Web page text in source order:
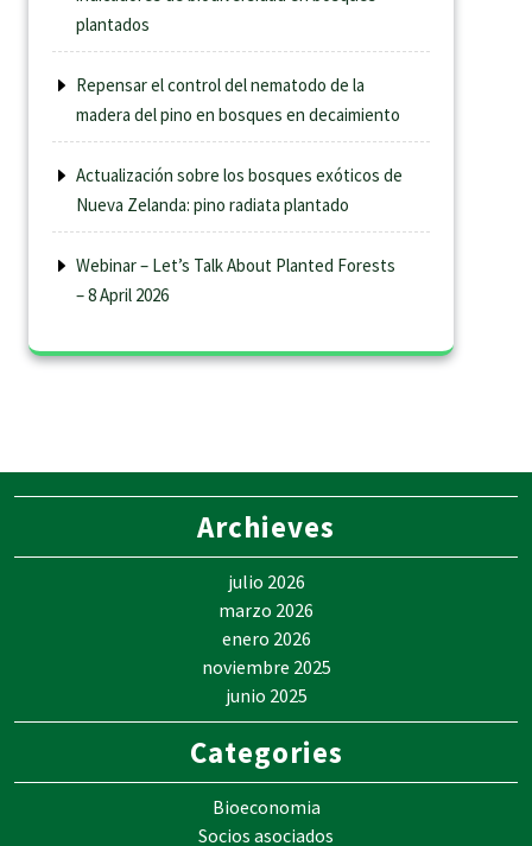
plantados
Repensar el control del nematodo de la
madera del pino en bosques en decaimiento
Actualización sobre los bosques exóticos de
Nueva Zelanda: pino radiata plantado
Webinar – Let’s Talk About Planted Forests
– 8 April 2026
Archieves
julio 2026
marzo 2026
enero 2026
noviembre 2025
junio 2025
Categories
Bioeconomia
Socios asociados